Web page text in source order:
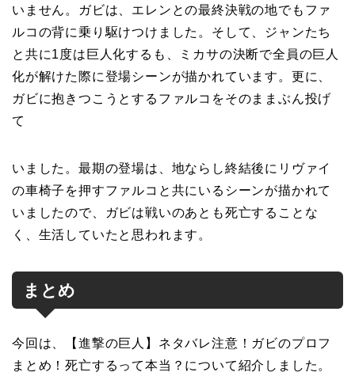
いません。ガビは、エレンとの最終決戦の地でもファ
ルコの背に乗り駆けつけました。そして、ジャンたち
と共に1度は巨人化するも、ミカサの決断で全員の巨人
化が解けた際に登場シーンが描かれています。更に、
ガビに抱きつこうとするファルコをそのままぶん投げ
て
いました。最期の登場は、地ならし終結後にリヴァイ
の車椅子を押すファルコと共にいるシーンが描かれて
いましたので、ガビは戦いのあとも死亡することな
く、生活していたと思われます。
まとめ
今回は、【進撃の巨人】ネタバレ注意！ガビのプロフ
まとめ！死亡するって本当？について紹介しました。